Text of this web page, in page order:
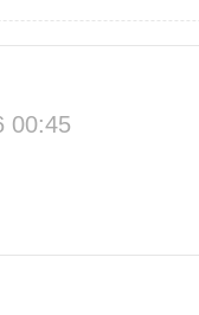
00:45